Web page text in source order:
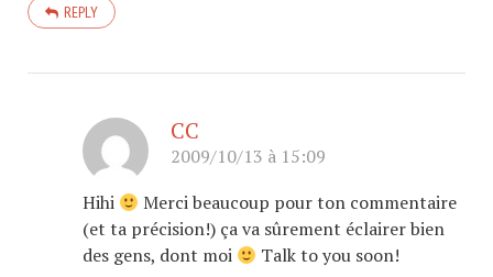
REPLY
CC
2009/10/13 à 15:09
Hihi
Merci beaucoup pour ton commentaire
(et ta précision!) ça va sûrement éclairer bien
des gens, dont moi
Talk to you soon!